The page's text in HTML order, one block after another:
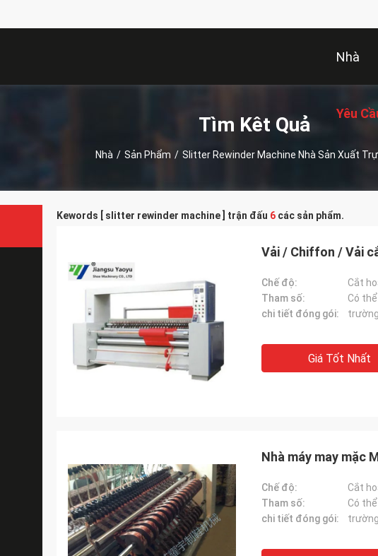
Nhà
Yêu
Tìm Kêt Quả
Nhà / Sản Phẩm / Slitter Rewinder Machine Nhà Sản Xuất
Kewords [ slitter rewinder machine ] trận đấu 6 các sản phẩm.
Vải / Chiffon / Vải
Chế độ:
Cắt
Tham số:
Có
chi tiết đóng gói:
Giá Tốt Nhất
Nhà máy may mặc
Chế độ:
Cắt
Tham số:
Có
chi tiết đóng gói: